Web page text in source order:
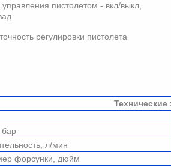
пистолетом - вкл/выкл,
регулировки пистолета
Технические
л/мин
форсунки, дюйм